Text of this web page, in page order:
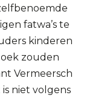
fatwa’s te
kinderen
zouden
Vermeersch
niet volgens